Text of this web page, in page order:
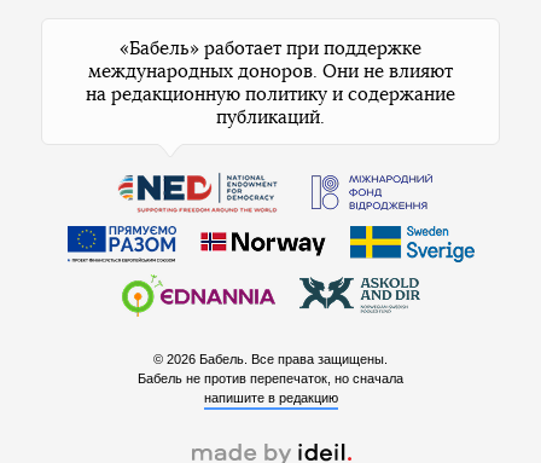
«Бабель» работает при поддержке
международных доноров. Они не влияют
на редакционную политику и содержание
публикаций.
© 2026 Бабель. Все права защищены.
Бабель не против перепечаток, но сначала
напишите в редакцию